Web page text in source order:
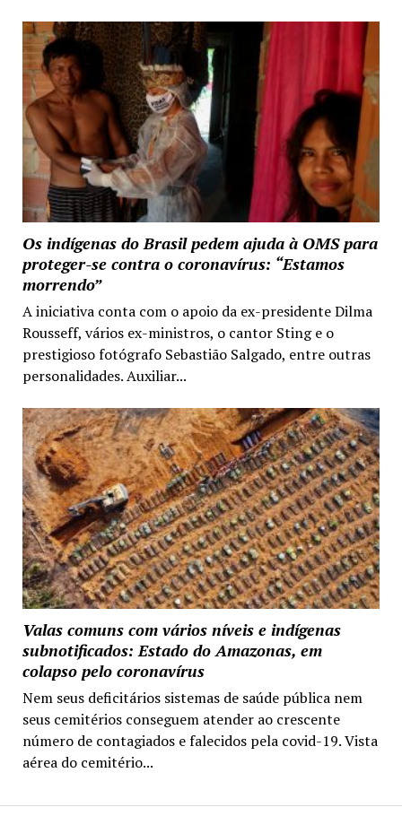
Os indígenas do Brasil pedem ajuda à OMS para
proteger-se contra o coronavírus: “Estamos
morrendo”
A iniciativa conta com o apoio da ex-presidente Dilma
Rousseff, vários ex-ministros, o cantor Sting e o
prestigioso fotógrafo Sebastião Salgado, entre outras
personalidades. Auxiliar...
Valas comuns com vários níveis e indígenas
subnotificados: Estado do Amazonas, em
colapso pelo coronavírus
Nem seus deficitários sistemas de saúde pública nem
seus cemitérios conseguem atender ao crescente
número de contagiados e falecidos pela covid-19. Vista
aérea do cemitério...